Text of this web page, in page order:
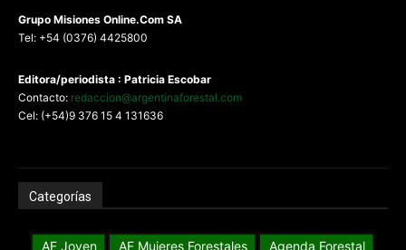
Grupo Misiones Online.Com SA
Tel: +54 (0376) 4425800
Editora/periodista : Patricia Escobar
Contacto: redaccion@argentinaforestal.com
Cel: (+54)9 376 15 4 131636
Categorías
AF Joven AF Mujeres Forestales
Agenda Forestal